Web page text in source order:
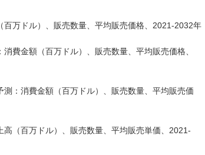
万ドル）、販売数量、平均販売価格、2021-2032年
費金額（百万ドル）、販売数量、平均販売価格、
：消費金額（百万ドル）、販売数量、平均販売価
（百万ドル）、販売数量、平均販売単価、2021-